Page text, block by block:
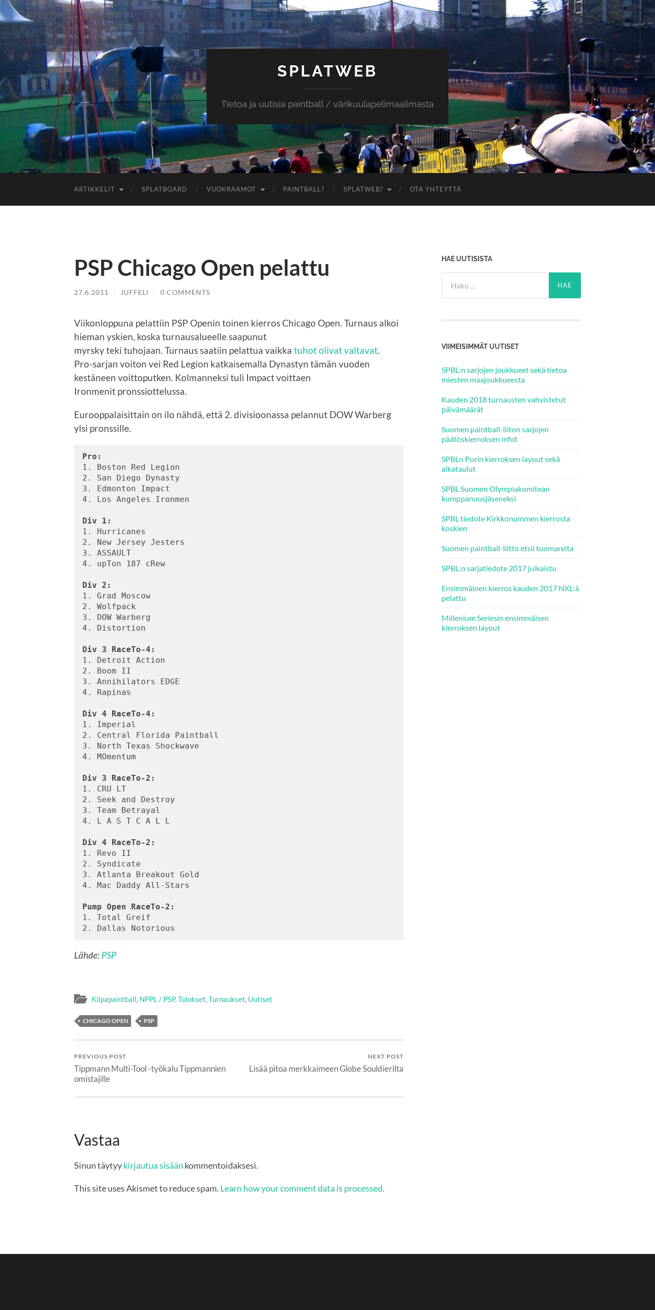
SPLATWEB
Tietoa ja uutisia paintball / värikuulapelimaailmasta
ARTIKKELIT SPLATBOARD VUOKRAAMOT PAINTBALL? SPLATWEB? OTA YHTEYTTÄ
PSP Chicago Open pelattu
27.6.2011 / JUFFELI / 0 COMMENTS
Viikonloppuna pelattiin PSP Openin toinen kierros Chicago Open. Turnaus alkoi
hieman yskien, koska turnausalueelle saapunut
myrsky teki tuhojaan. Turnaus saatiin pelattua vaikka tuhot olivat valtavat
Pro-sarjan voiton vei Red Legion katkaisemalla Dynastyn tämän vuoden
kestäneen voittoputken. Kolmanneksi tuli Impact voittaen
Ironmenit pronssiottelussa.
Eurooppalaisittain on ilo nähdä, että 2. divisioonassa pelannut DOW Warberg
ylsi pronssille.
Pro:
1. Boston Red Legion
2. San Diego Dynasty
3. Edmonton Impact
4. Los Angeles Ironmen
Div 1:
1. Hurricanes
2. New Jersey Jesters
3. ASSAULT
4. upTon 187 cRew
Div 2:
1. Grad Moscow
2. Wolfpack
3. DOW Warberg
4. Distortion
Div 3 RaceTo-4:
1. Detroit Action
2. Boom II
3. Annihilators EDGE
4. Rapinas
Div 4 RaceTo-4:
1. Imperial
2. Central Florida Paintball
3. North Texas Shockwave
4. MOmentum
Div 3 RaceTo-2:
1. CRU LT
2. Seek and Destroy
3. Team Betrayal
4. L A S T C A L L
Div 4 RaceTo-2:
1. Revo II
2. Syndicate
3. Atlanta Breakout Gold
4. Mac Daddy All-Stars
Pump Open RaceTo-2:
1. Total Greif
Lähde: PSP
Kilpapaintball, NPPL / PSP,Tulokset,Turnaukset, Uutiset
CHICAGO OPEN PSP
PREVIOUS POST
Tippmann Multi-Tool -työkalu Tippmannien
omistajille
NEXT POST
Lisää pitoa merkkaimeen Globe Souldierilta
Vastaa
Sinun täytyykirjautua sisään kommentoidaksesi.
This site uses Akismet to reduce spam. Learn how your comment data is processed.
HAE UUTISISTA
VIIMEISIMMÄT UUTISET
SPBL:n sarjojen joukkueet sekä tietoa
miesten maajoukkueesta
Kauden 2018 turnausten vahvistetut
päivämäärät
Suomen paintball-liiton sarjojen
päätöskierroksen infot
SPBLn Porin kierroksen layout sekä
aikataulut
SPBL Suomen Olympiakomitean
kumppanuusjäseneksi
SPBL tiedote Kirkkonummen kierrosta
koskien
Suomen paintball-liitto etsii tuomareita
SPBL:n sarjatiedote 2017 julkaistu
Ensimmäinen kierros kauden 2017 NXL:ä
pelattu
Millenium Seriesin ensimmäisen
kierroksen layout